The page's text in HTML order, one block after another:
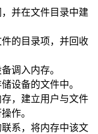
并在文件目录中建
的目录项，并回收
调入内存。
设备的文件中。
，建立用户与文件
作。
系，将内存中该文